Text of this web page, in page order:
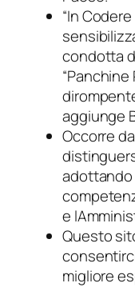
“In
condotta
aggiunge
Occorre
adottando
e
Questo
migliore